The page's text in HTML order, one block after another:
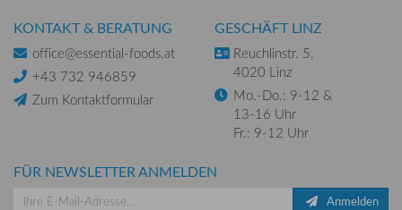
KONTAKT & BERATUNG
office@essential-foods.at
+43 732 946859
Zum Kontaktformular
GESCHÄFT LINZ
Reuchlinstr. 5,
4020 Linz
Mo.-Do.: 9-12 &
13-16 Uhr
Fr.: 9-12 Uhr
FÜR NEWSLETTER ANMELDEN
Anmelden